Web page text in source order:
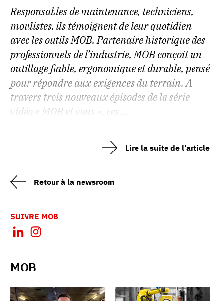
Responsables de maintenance, techniciens,
moulistes, ils témoignent de leur quotidien
avec les outils MOB. Partenaire historique des
professionnels de l’industrie, MOB conçoit un
outillage fiable, ergonomique et durable, pensé
pour répondre aux exigences du terrain. A
travers trois nouveaux épisodes de la série
vidéo « MOB et vous », ces ...
Lire la suite de l’article
Retour à la newsroom
SUIVRE MOB
MOB